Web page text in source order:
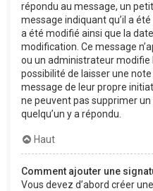
répondu au message, un
message indiquant qu’il a
a été modifié ainsi que la
modification. Ce message
ou un administrateur modifie
possibilité de laisser une
message de leur propre
ne peuvent pas supprimer
quelqu’un y a répondu.
Haut
Comment ajouter une
Vous devez d’abord créer